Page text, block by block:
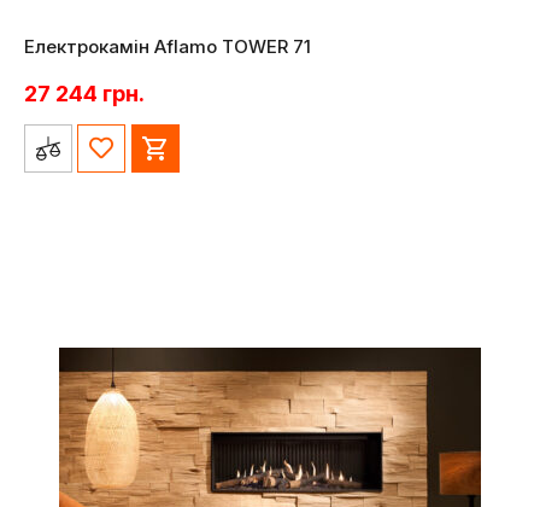
Електрокамін Aflamo TOWER 71
27 244 грн.